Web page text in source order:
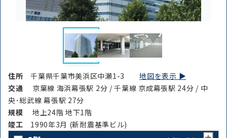
住所千葉県千葉市美浜区中瀬1-3地図を表示 ▶︎
交通
京葉線 海浜幕張駅 2分 / 千葉線 京成幕張駅 24分 / 中
央･総武線 幕張駅 27分
規模
地上24階 地下1階
竣⼯ 1990年3月 (新耐震基準ビル)